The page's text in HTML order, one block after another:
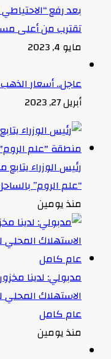
بعد رفع
تقترب من أعلى
مايو 4, 2023
عاجل.. أسعار الذهب تتجاوز ال
أبريل 27, 2023
رئيس الوزراء
“علم الروم”
منذ يومين
مدبولي: لدينا
الاستهلاك
عام كامل
منذ يومين